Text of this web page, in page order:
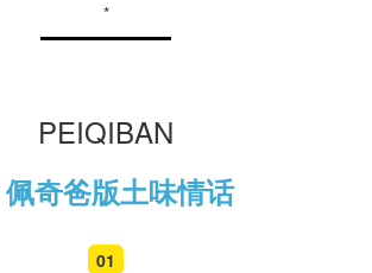
*
PEIQIBAN
奇爸版土味情话
01